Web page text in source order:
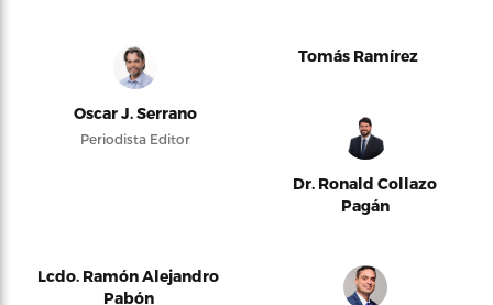
Oscar J. Serrano
Periodista Editor
Tomás Ramírez
Dr. Ronald Collazo
Pagán
Lcdo. Ramón Alejandro
Pabón